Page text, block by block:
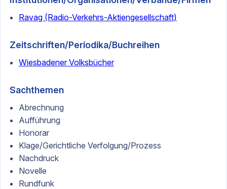
Ravag (Radio-Verkehrs-Aktiengesellschaft)
Zeitschriften/Periodika/Buchreihen
Wiesbadener Volksbücher
Sachthemen
Abrechnung
Aufführung
Honorar
Klage/Gerichtliche Verfolgung/Prozess
Nachdruck
Novelle
Rundfunk